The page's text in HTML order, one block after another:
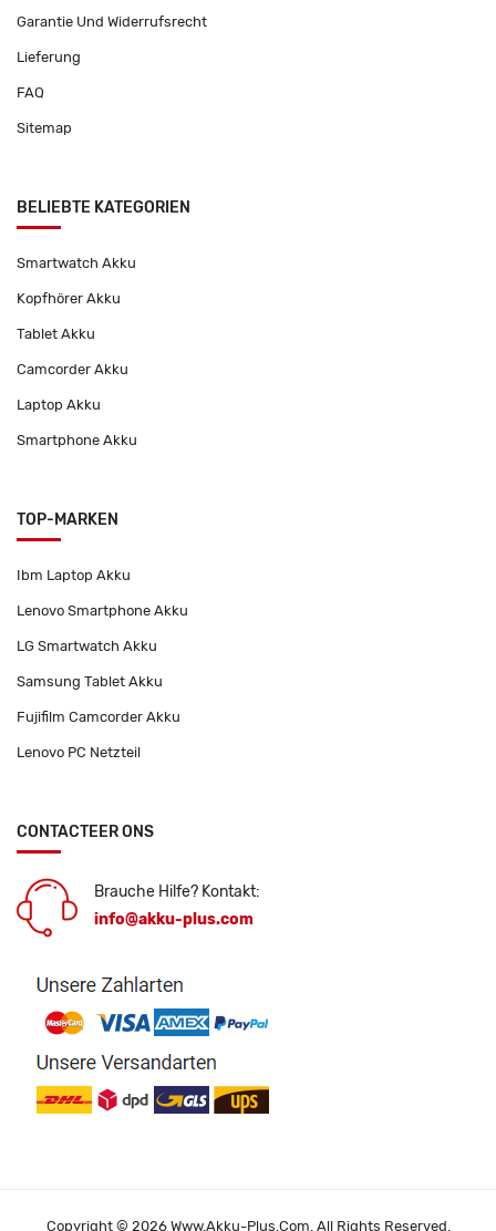
Garantie Und Widerrufsrecht
Lieferung
FAQ
Sitemap
BELIEBTE KATEGORIEN
Smartwatch Akku
Kopfhörer Akku
Tablet Akku
Camcorder Akku
Laptop Akku
Smartphone Akku
TOP-MARKEN
Ibm Laptop Akku
Lenovo Smartphone Akku
LG Smartwatch Akku
Samsung Tablet Akku
Fujifilm Camcorder Akku
Lenovo PC Netzteil
CONTACTEER ONS
Brauche Hilfe? Kontakt:
info@akku-plus.com
Copyright © 2026 Www.akku-Plus.com. All Rights Reserved.